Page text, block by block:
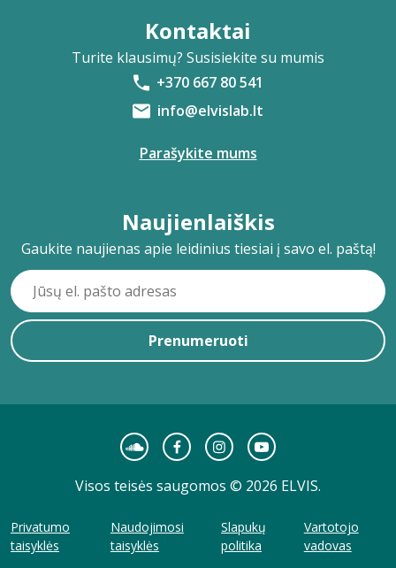
Kontaktai
Turite klausimų? Susisiekite su mumis
+370 667 80 541
info@elvislab.lt
Parašykite mums
Naujienlaiškis
Gaukite naujienas apie leidinius tiesiai į savo el. paštą!
Prenumeruoti
Visos teisės saugomos © 2026 ELVIS.
Privatumo
taisyklės
Naudojimosi
taisyklės
Slapukų
politika
Vartotojo
vadovas